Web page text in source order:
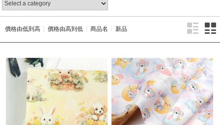
價格由低到高 價格由高到低 商品名 新品